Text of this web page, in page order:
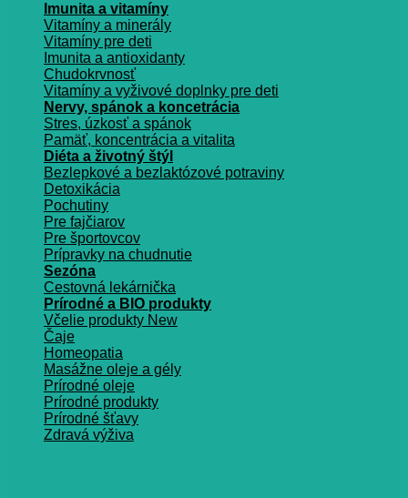
Imunita a vitamíny
Vitamíny a minerály
Vitamíny pre deti
Imunita a antioxidanty
Chudokrvnosť
Vitamíny a vyživové doplnky pre deti
Nervy, spánok a koncetrácia
Stres, úzkosť a spánok
Pamäť, koncentrácia a vitalita
Diéta a životný štýl
Bezlepkové a bezlaktózové potraviny
Detoxikácia
Pochutiny
Pre fajčiarov
Pre športovcov
Prípravky na chudnutie
Sezóna
Cestovná lekárnička
Prírodné a BIO produkty
Včelie produkty
Čaje
Homeopatia
Masážne oleje a gély
Prírodné oleje
Prírodné produkty
Prírodné šťavy
Zdravá výživa